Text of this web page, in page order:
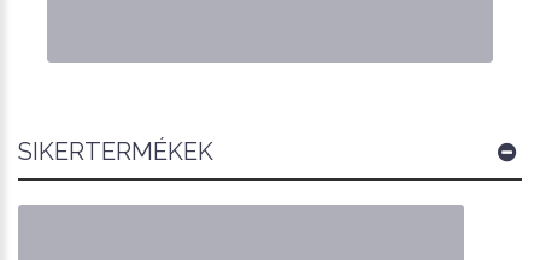
SIKERTERMÉKEK